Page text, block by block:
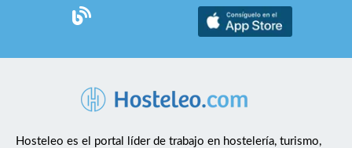
Hosteleo es el portal líder de trabajo en hostelería, turismo,